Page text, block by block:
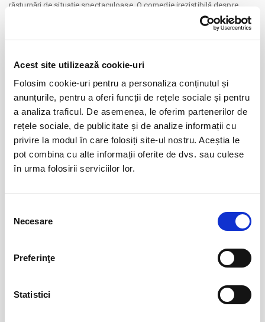
Acest site utilizează cookie-uri
Folosim cookie-uri pentru a personaliza conținutul și
anunțurile, pentru a oferi funcții de rețele sociale și pentru
a analiza traficul. De asemenea, le oferim partenerilor de
rețele sociale, de publicitate și de analize informații cu
privire la modul în care folosiți site-ul nostru. Aceștia le
pot combina cu alte informații oferite de dvs. sau culese
în urma folosirii serviciilor lor.
consimțământului
Necesare
Preferinţe
Statistici
răsturnări de situație spectaculoase. O comedie irezistibilă despre
orgolii, căsnicie și marea întrebare: cine mai are, de fapt, nevoie de
în hohote de la prima până la ultima scenă!
Durata:1h 20
Limita de varsta: 14+
DISTRIBUTIE:
AMANDA Claudia Prec
TOM Andrei Seușan
SABINA Gabriela Marin
VICTOR Mihai Niță
Distribuie aceasta pagina
aug
08
aug